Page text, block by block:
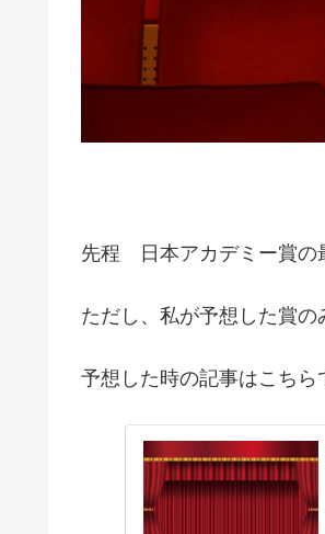
先程 日本アカデミー賞の
ただし、私が予想した賞の
予想した時の記事はこちら